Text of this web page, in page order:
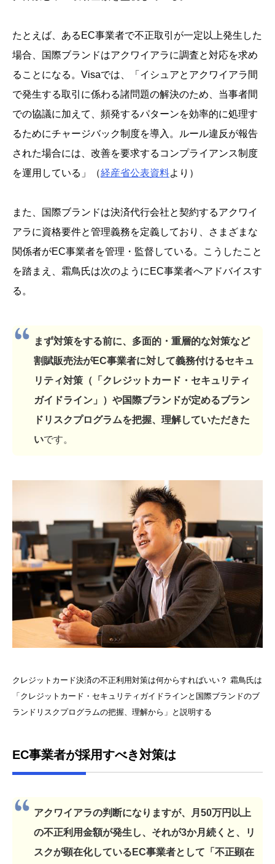
たとえば、あるEC事業者で不正取引が一定以上発生した
場合、国際ブランドはアクワイアラに調査と対応を求め
ることになる。Visaでは、「イシュアとアクワイアラ間
で発生する取引に係わる諸問題の解決のため、当事者間
での協議に加えて、頻発するパターンを効率的に処理す
るためにチャージバック制度を導入。ルール違反が報告
された場合には、改善を要求するコンプライアンス制度
を運用している」（経産省公表資料より）
また、国際ブランドは決済代行会社と契約するアクワイ
アラに資格要件と管理義務を定義しており、さまざまな
関係者がEC事業者を管理・監督している。こうしたこと
を踏まえ、霜鳥氏は次のようにEC事業者へアドバイスす
る。
まず対策をする前に、多面的・重層的な対策など
割賦販売法がEC事業者に対して義務付けるセキュ
リティ対策（「クレジットカード・セキュリティ
ガイドライン」）や国際ブランドが定めるブラン
ドリスクプログラムを把握、理解していただきた
いです。
クレジットカード決済の不正利用対策は何からすればいい？ 霜鳥氏は
「クレジットカード・セキュリティガイドラインと国際ブランドのブ
ランドリスクプログラムの把握、理解から」と説明する
EC事業者が採用すべき対策は
アクワイアラの判断になりますが、月50万円以上
の不正利用金額が発生し、それが3か月続くと、リ
スクが顕在化しているEC事業者として「不正顕在